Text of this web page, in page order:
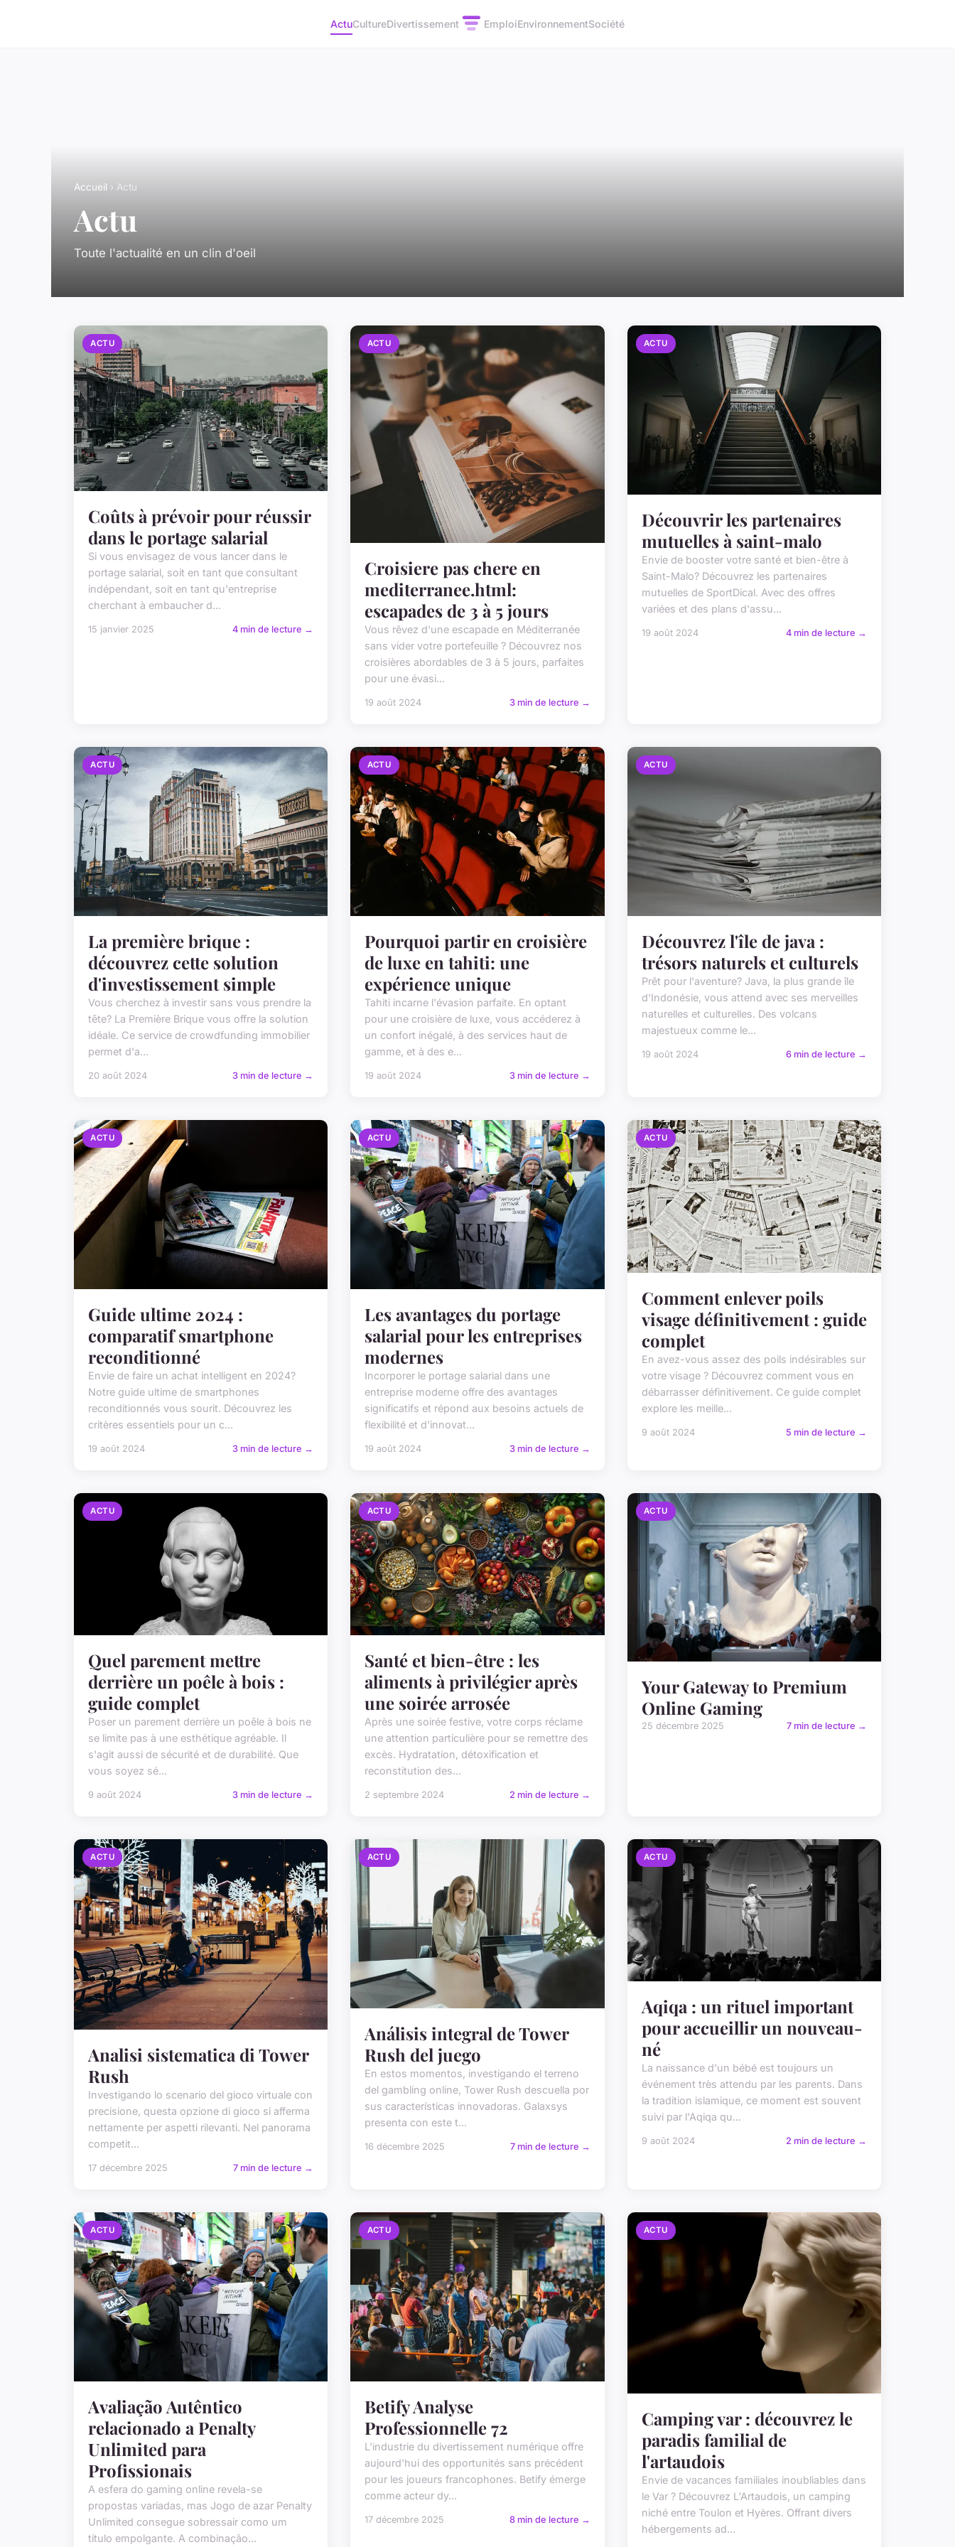
ActuCultureDivertissement EmploiEnvironnementSociété
Accueil › Actu
Actu
Toute l'actualité en un clin d'oeil
ACTU
Coûts à prévoir pour réussir
dans le portage salarial
Si vous envisagez de vous lancer dans le
portage salarial, soit en tant que consultant
indépendant, soit en tant qu'entreprise
cherchant à embaucher d...
15 janvier 2025 4 min de lecture →
ACTU
Croisiere pas chere en
mediterranee.html:
escapades de 3 à 5 jours
Vous rêvez d'une escapade en Méditerranée
sans vider votre portefeuille ? Découvrez nos
croisières abordables de 3 à 5 jours, parfaites
pour une évasi...
19 août 2024 3 min de lecture →
ACTU
Découvrir les partenaires
mutuelles à saint-malo
Envie de booster votre santé et bien-être à
Saint-Malo? Découvrez les partenaires
mutuelles de SportDical. Avec des offres
variées et des plans d'assu...
19 août 2024 4 min de lecture →
ACTU
La première brique :
découvrez cette solution
d'investissement simple
Vous cherchez à investir sans vous prendre la
tête? La Première Brique vous offre la solution
idéale. Ce service de crowdfunding immobilier
permet d'a...
20 août 2024 3 min de lecture →
ACTU
Pourquoi partir en croisière
de luxe en tahiti: une
expérience unique
Tahiti incarne l'évasion parfaite. En optant
pour une croisière de luxe, vous accéderez à
un confort inégalé, à des services haut de
gamme, et à des e...
19 août 2024 3 min de lecture →
ACTU
Découvrez l'île de java :
trésors naturels et culturels
Prêt pour l'aventure? Java, la plus grande île
d'Indonésie, vous attend avec ses merveilles
naturelles et culturelles. Des volcans
majestueux comme le...
19 août 2024 6 min de lecture →
ACTU
Guide ultime 2024 :
comparatif smartphone
reconditionné
Envie de faire un achat intelligent en 2024?
Notre guide ultime de smartphones
reconditionnés vous sourit. Découvrez les
critères essentiels pour un c...
19 août 2024 3 min de lecture →
ACTU
Les avantages du portage
salarial pour les entreprises
modernes
Incorporer le portage salarial dans une
entreprise moderne offre des avantages
significatifs et répond aux besoins actuels de
flexibilité et d'innovat...
19 août 2024 3 min de lecture →
ACTU
Comment enlever poils
visage définitivement : guide
complet
En avez-vous assez des poils indésirables sur
votre visage ? Découvrez comment vous en
débarrasser définitivement. Ce guide complet
explore les meille...
9 août 2024 5 min de lecture →
ACTU
Quel parement mettre
derrière un poêle à bois :
guide complet
Poser un parement derrière un poêle à bois ne
se limite pas à une esthétique agréable. Il
s'agit aussi de sécurité et de durabilité. Que
vous soyez sé...
9 août 2024 3 min de lecture →
ACTU
Santé et bien-être : les
aliments à privilégier après
une soirée arrosée
Après une soirée festive, votre corps réclame
une attention particulière pour se remettre des
excès. Hydratation, détoxification et
reconstitution des...
2 septembre 2024 2 min de lecture →
ACTU
Your Gateway to Premium
Online Gaming
25 décembre 2025 7 min de lecture →
ACTU
Analisi sistematica di Tower
Rush
Investigando lo scenario del gioco virtuale con
precisione, questa opzione di gioco si afferma
nettamente per aspetti rilevanti. Nel panorama
competit...
17 décembre 2025 7 min de lecture →
ACTU
Análisis integral de Tower
Rush del juego
En estos momentos, investigando el terreno
del gambling online, Tower Rush descuella por
sus características innovadoras. Galaxsys
presenta con este t...
16 décembre 2025 7 min de lecture →
ACTU
Aqiqa : un rituel important
pour accueillir un nouveau-
né
La naissance d'un bébé est toujours un
événement très attendu par les parents. Dans
la tradition islamique, ce moment est souvent
suivi par l'Aqiqa qu...
9 août 2024 2 min de lecture →
ACTU
Avaliação Autêntico
relacionado a Penalty
Unlimited para
Profissionais
A esfera do gaming online revela-se
propostas variadas, mas Jogo de azar Penalty
Unlimited consegue sobressair como um
título empolgante. A combinação...
ACTU
Betify Analyse
Professionnelle 72
L'industrie du divertissement numérique offre
aujourd'hui des opportunités sans précédent
pour les joueurs francophones. Betify émerge
comme acteur dy...
17 décembre 2025 8 min de lecture →
ACTU
Camping var : découvrez le
paradis familial de
l'artaudois
Envie de vacances familiales inoubliables dans
le Var ? Découvrez L'Artaudois, un camping
niché entre Toulon et Hyères. Offrant divers
hébergements ad...